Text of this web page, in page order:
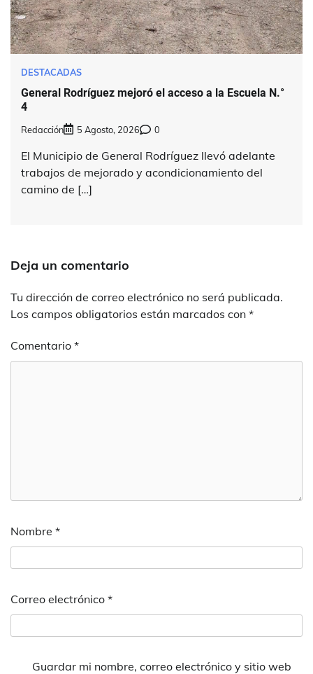
DESTACADAS
General Rodríguez mejoró el acceso a la Escuela N.°
4
Redacción 5 Agosto, 2026 0
El Municipio de General Rodríguez llevó adelante
trabajos de mejorado y acondicionamiento del
camino de […]
Deja un comentario
Tu dirección de correo electrónico no será publicada.
Los campos obligatorios están marcados con *
Comentario *
Nombre *
Correo electrónico *
Guardar mi nombre, correo electrónico y sitio web